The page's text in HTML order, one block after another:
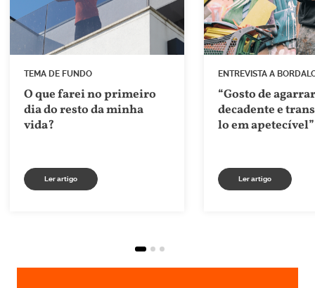
TEMA DE FUNDO
O que farei no primeiro
dia do resto da minha
vida?
Ler artigo
ENTREVISTA A
“Gosto de
decadente e
lo em apetecível”
Ler artigo